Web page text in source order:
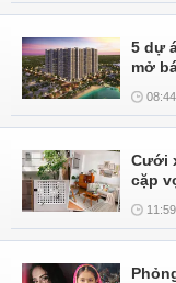
5 dự
mở
Cưới
cặp